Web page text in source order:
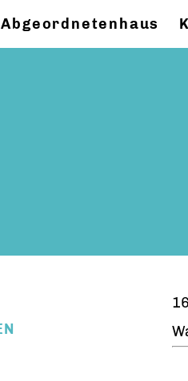
Abgeordnetenhaus